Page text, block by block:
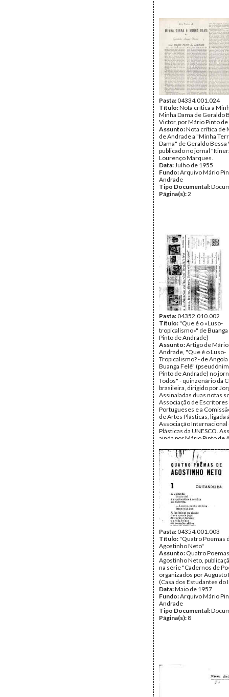
Pasta:04334.001.024
Título:Nota crítica a
Minha Dama de Geraldo
Victor, por Mário Pinto
Assunto:Nota crítica de
de Andrade a "Minha
Dama" de Geraldo Bessa
publicado no jornal
Lourenço Marques.
Data:Julho de 1955
Fundo:Arquivo Mário
Andrade
Tipo Documental:
Página(s):2
Pasta:04352.010.002
Título:"Que é o «Luso-
tropicalismo»" de
Pinto de Andrade)
Assunto:Artigo de
Andrade, "Que é o Luso-
Tropicalismo? - de
Buanga Felê"
Pinto de Andrade) no
Todos" - quinzenário da
brasileira, dirigido por
Assinaladas duas notas
Associação de Escritores
Portugueses e a
de Artes Plásticas, ligada
Associação
Plásticas da UNESCO.
ainda por Mário Pinto de
Georges Sadoul, em
jornal, sobre "Si tous les
monde", de Christian
sobre a solidariedade
Data:
Fundo:
Arquivo Mário
Andrade
Tipo Documental:
Página(s):5
Pasta:04354.001.003
Título:"Quatro Poemas
Agostinho Neto"
Assunto: Quatro
Agostinho Neto,
na série "Cadernos de
organizados por
(Casa dos Estudantes do
Data:Maio de 1957
Fundo:Arquivo Mário
Andrade
Tipo Documental:
Página(s): 8